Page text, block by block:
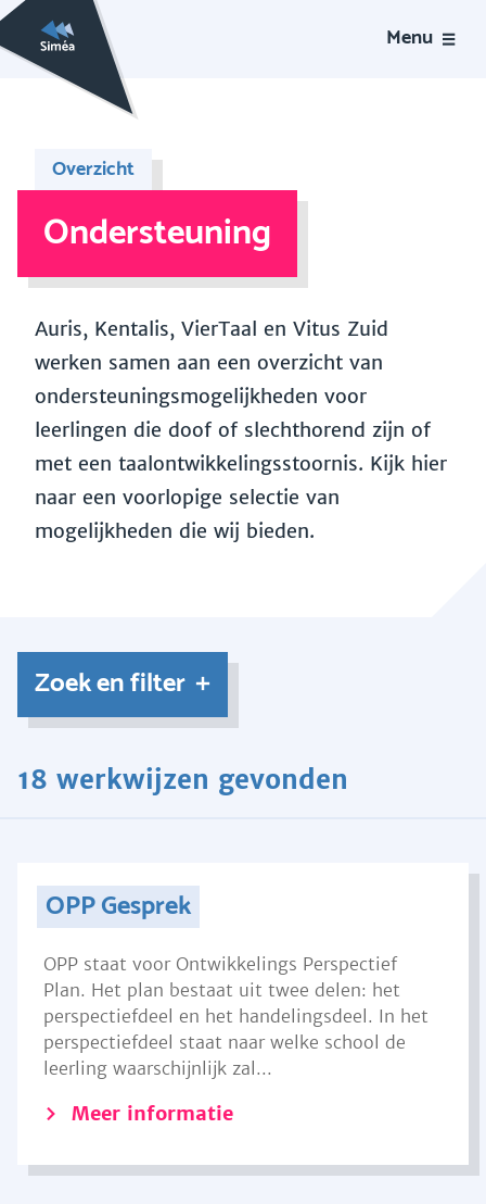
Menu
Overzicht
Ondersteuning
Auris, Kentalis, VierTaal en Vitus Zuid
werken samen aan een overzicht van
ondersteuningsmogelijkheden voor
leerlingen die doof of slechthorend zijn of
met een taalontwikkelingsstoornis. Kijk hier
naar een voorlopige selectie van
mogelijkheden die wij bieden.
Zoek en filter
18 werkwijzen gevonden
OPP Gesprek
OPP staat voor Ontwikkelings Perspectief
Plan. Het plan bestaat uit twee delen: het
perspectiefdeel en het handelingsdeel. In het
perspectiefdeel staat naar welke school de
leerling waarschijnlijk zal...
Meer informatie